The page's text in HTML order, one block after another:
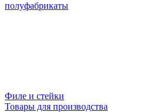
полуфабрикаты
Филе и стейки
Товары для производства